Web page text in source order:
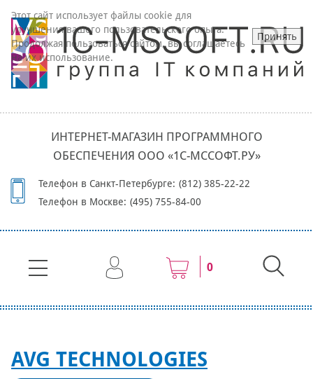
ИНТЕРНЕТ-МАГАЗИН ПРОГРАММНОГО
ОБЕСПЕЧЕНИЯ ООО «1С-МССОФТ.РУ»
Телефон в Санкт-Петербурге: (812) 385-22-22
Телефон в Москве: (495) 755-84-00
0
AVG TECHNOLOGIES
Этот сайт использует файлы cookie для
улучшения вашего пользовательского опыта.
Продолжая пользоваться сайтом, вы соглашаетесь
на их использование.
Принять